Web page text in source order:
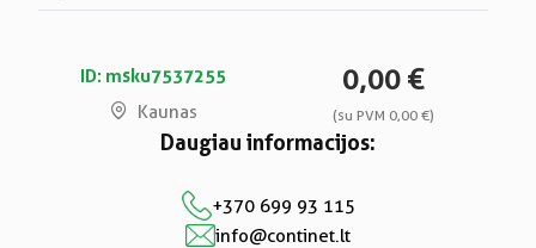
ID: msku7537255
Kaunas
0,00 €
(su PVM 0,00 €)
Daugiau informacijos:
+370 699 93 115
info@continet.lt